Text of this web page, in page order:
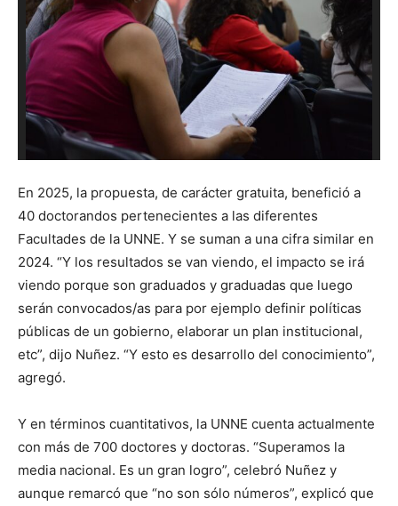
En 2025, la propuesta, de carácter gratuita, benefició a
40 doctorandos pertenecientes a las diferentes
Facultades de la UNNE. Y se suman a una cifra similar en
2024. “Y los resultados se van viendo, el impacto se irá
viendo porque son graduados y graduadas que luego
serán convocados/as para por ejemplo definir políticas
públicas de un gobierno, elaborar un plan institucional,
etc”, dijo Nuñez. “Y esto es desarrollo del conocimiento”,
agregó.
Y en términos cuantitativos, la UNNE cuenta actualmente
con más de 700 doctores y doctoras. “Superamos la
media nacional. Es un gran logro”, celebró Nuñez y
aunque remarcó que “no son sólo números”, explicó que